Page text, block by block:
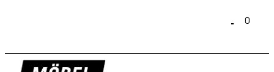
0